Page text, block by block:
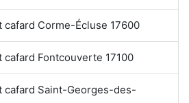
Corme-Écluse 17600
Fontcouverte 17100
cafard Saint-Georges-des-